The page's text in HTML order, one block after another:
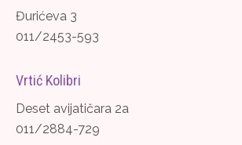
Đurićeva 3
011/2453-593
Vrtić Kolibri
Deset avijatičara 2a
011/2884-729